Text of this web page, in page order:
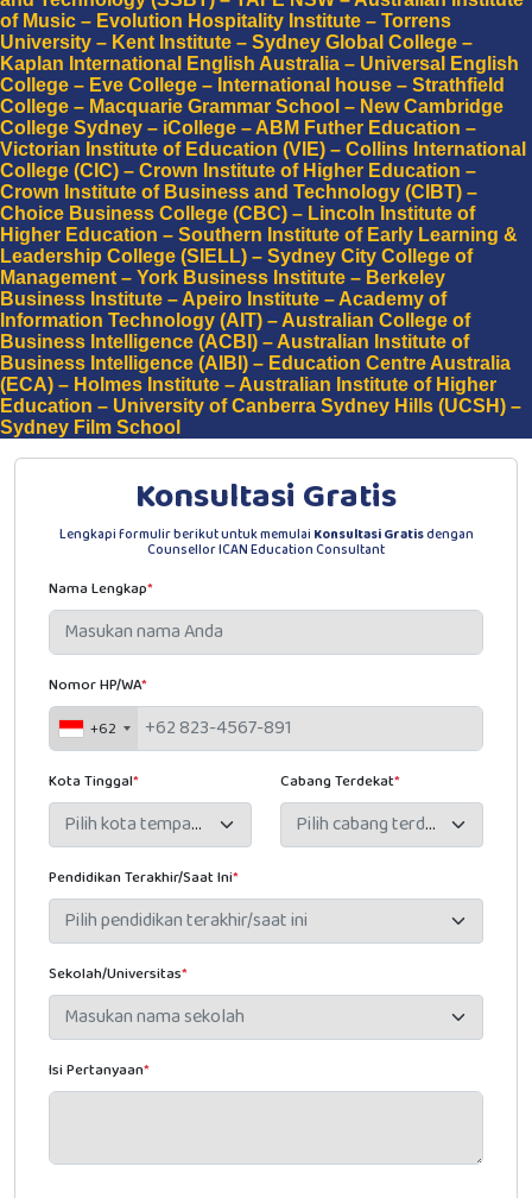
of Music – Evolution Hospitality Institute – Torrens
University – Kent Institute – Sydney Global College –
Kaplan International English Australia – Universal English
College – Eve College – International house – Strathfield
College – Macquarie Grammar School – New Cambridge
College Sydney – iCollege – ABM Futher Education –
Victorian Institute of Education (VIE) – Collins International
College (CIC) – Crown Institute of Higher Education –
Crown Institute of Business and Technology (CIBT) –
Choice Business College (CBC) – Lincoln Institute of
Higher Education – Southern Institute of Early Learning &
Leadership College (SIELL) – Sydney City College of
Management – York Business Institute – Berkeley
Business Institute – Apeiro Institute – Academy of
Information Technology (AIT) – Australian College of
Business Intelligence (ACBI) – Australian Institute of
Business Intelligence (AIBI) – Education Centre Australia
(ECA) – Holmes Institute – Australian Institute of Higher
Education – University of Canberra Sydney Hills (UCSH) –
Sydney Film School